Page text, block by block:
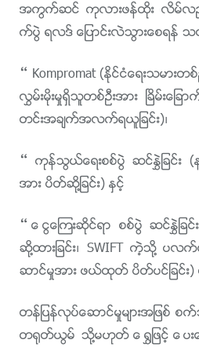
အကြက္ဆင္ ကုလားဖန္ထိုး လိမ္လ
က္ပြဲ ရလဒ္ ေျပာင္းလဲသြားေစရန္ သတ
– Kompromat (ႏိုင္ငံေရးသမား
လႊမ္းမိုးမႈရွိသူတစ္ဦးအား ၿခိမ္း
တင္းအခ်က္အလက္ရယူျခင္း)၊
– ကုန္သြယ္ေရးစစ္ပြဲ ဆင္ႏႊဲျခင္
အား ပိတ္ဆို႔ျခင္း) ႏွင့္
– ေငြေၾကးဆိုင္ရာ စစ္ပြဲ ဆင္ႏႊဲျ
ဆို႔ထားျခင္း၊ SWIFT ကဲ့သို႔ ပလက္
ဆာင္မႈအား ဖယ္ထုတ္ ပိတ္ပင္ျခင္း)
တန္ျပန္လုပ္ေဆာင္မႈမ်ားအျဖစ္
တ႐ုတ္ယြမ္ သို႔မဟုတ္ ေ႐ႊျဖင့္ ေပးေ